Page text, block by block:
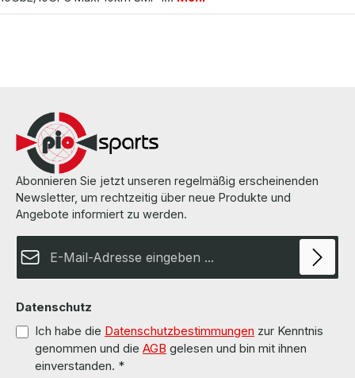
Abonnieren Sie jetzt unseren regelmäßig erscheinenden
Newsletter, um rechtzeitig über neue Produkte und
Angebote informiert zu werden.
Datenschutz
Ich habe die Datenschutzbestimmungen zur Kenntnis
genommen und die AGB gelesen und bin mit ihnen
einverstanden. *